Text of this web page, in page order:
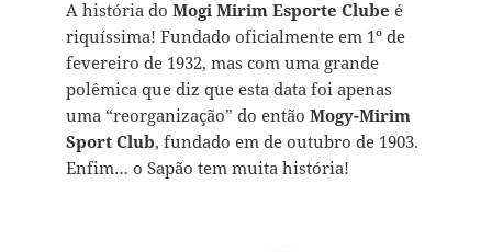
A história do Mogi Mirim Esporte Clube é
riquíssima! Fundado oficialmente em 1º de
fevereiro de 1932, mas com uma grande
polêmica que diz que esta data foi apenas
uma “reorganização” do então Mogy-Mirim
Sport Club, fundado em de outubro de 1903.
Enfim… o Sapão tem muita história!